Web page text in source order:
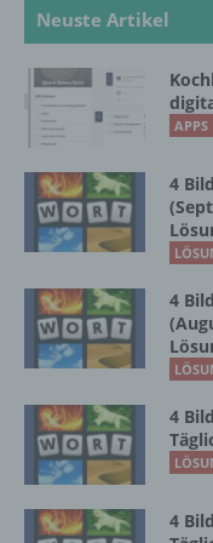
Neuste Artikel
APPS
4
4
4
4
mehreren
kulturellen
natürlichen
kann.
b) betroffene
werden.
c)